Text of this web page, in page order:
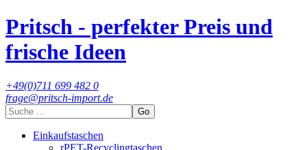
Pritsch - perfekter Preis und
frische Ideen
+49(0)711 699 482 0
frage@pritsch-import.de
Go
Einkaufstaschen
rPET-Recyclingtaschen